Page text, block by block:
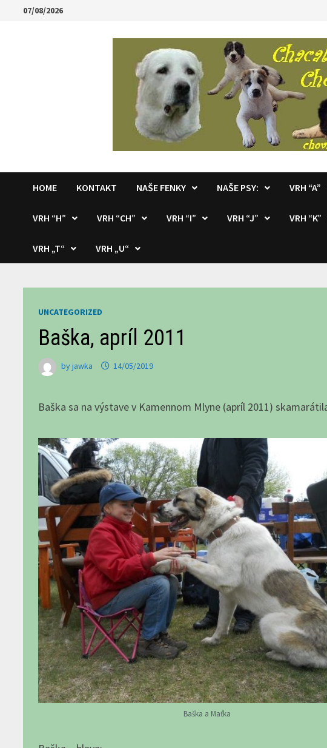
07/08/2026
HOME KONTAKT NAŠE FENKY NAŠE PSY: VRH “A”
VRH “H” VRH “CH” VRH “I” VRH “J” VRH “K”
VRH „T“ VRH „U“
UNCATEGORIZED
Baška, apríl 2011
byjawka 14/05/2019
Baška sa na výstave v Kamennom Mlyne (apríl 2011)
Baška a Maťka